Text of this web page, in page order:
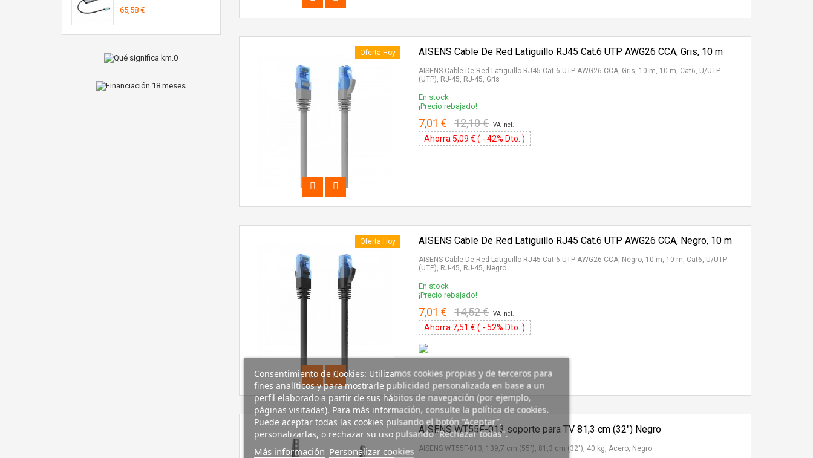
65,58 €
Oferta Hoy AISENS Cable De Red Latiguillo RJ45 Cat.6 UTP AWG26 CCA, Gris, 10 m
AISENS Cable De Red Latiguillo RJ45 Cat.6 UTP AWG26 CCA, Gris, 10 m, 10 m, Cat6, U/UTP
(UTP), RJ-45, RJ-45, Gris
En stock
¡Precio rebajado!
7,01 € 12,10 € IVA Incl.
Ahorra 5,09 € ( - 42% Dto. )
Oferta Hoy AISENS Cable De Red Latiguillo RJ45 Cat.6 UTP AWG26 CCA, Negro, 10 m
AISENS Cable De Red Latiguillo RJ45 Cat.6 UTP AWG26 CCA, Negro, 10 m, 10 m, Cat6, U/UTP
(UTP), RJ-45, RJ-45, Negro
En stock
¡Precio rebajado!
7,01 € 14,52 € IVA Incl.
Ahorra 7,51 € ( - 52% Dto. )
AISENS WT55F-013 soporte para TV 81,3 cm (32") Negro
AISENS WT55F-013, 139,7 cm (55"), 81,3 cm (32"), 40 kg, Acero, Negro
Consentimiento de Cookies: Utilizamos cookies propias y de terceros para
fines analíticos y para mostrarle publicidad personalizada en base a un
perfil elaborado a partir de sus hábitos de navegación (por ejemplo,
páginas visitadas). Para más información, consulte la política de cookies.
Puede aceptar todas las cookies pulsando el botón “Aceptar”,
personalizarlas, o rechazar su uso pulsando "Rechazar todas".
Más información Personalizar cookies